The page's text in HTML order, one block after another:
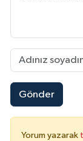
Gönder
Yorum yazarak